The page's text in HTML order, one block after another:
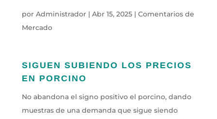
por Administrador| Abr 15, 2025| Comentarios de
Mercado
SIGUEN SUBIENDO LOS PRECIOS
EN PORCINO
No abandona el signo positivo el porcino, dando
muestras de una demanda que sigue siendo